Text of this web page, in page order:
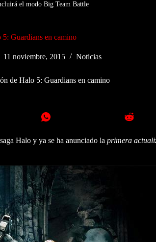
el modo Big Team Battle
Guardians en camino
11 noviembre, 2015 Noticias
de Halo 5: Guardians en camino
Halo y ya se ha anunciado la primera